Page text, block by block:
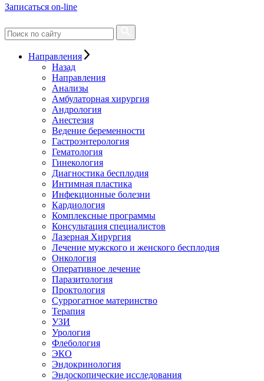
Записаться on-line
Направления
Назад
Направления
Анализы
Амбулаторная хирургия
Андрология
Анестезия
Ведение беременности
Гастроэнтерология
Гематология
Гинекология
Диагностика бесплодия
Интимная пластика
Инфекционные болезни
Кардиология
Комплексные программы
Консультация специалистов
Лазерная Хирургия
Лечение мужского и женского бесплодия
Онкология
Оперативное лечение
Паразитология
Проктология
Суррогатное материнство
Терапия
УЗИ
Урология
Флебология
ЭКО
Эндокринология
Эндоскопические исследования